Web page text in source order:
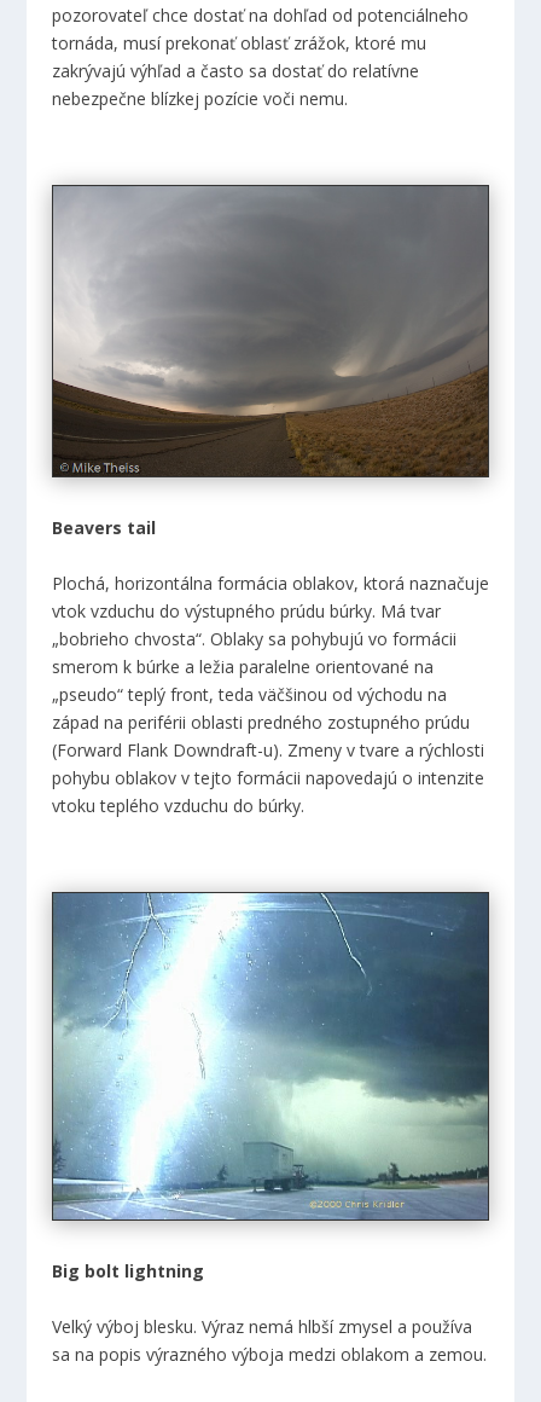
pozorovateľ chce dostať na dohľad od potenciálneho
tornáda, musí prekonať oblasť zrážok, ktoré mu
zakrývajú výhľad a často sa dostať do relatívne
nebezpečne blízkej pozície voči nemu.
Beavers tail
Plochá, horizontálna formácia oblakov, ktorá naznačuje
vtok vzduchu do výstupného prúdu búrky. Má tvar
„bobrieho chvosta“. Oblaky sa pohybujú vo formácii
smerom k búrke a ležia paralelne orientované na
„pseudo“ teplý front, teda väčšinou od východu na
západ na periférii oblasti predného zostupného prúdu
(Forward Flank Downdraft-u). Zmeny v tvare a rýchlosti
pohybu oblakov v tejto formácii napovedajú o intenzite
vtoku teplého vzduchu do búrky.
Big bolt lightning
Velký výboj blesku. Výraz nemá hlbší zmysel a používa
sa na popis výrazného výboja medzi oblakom a zemou.